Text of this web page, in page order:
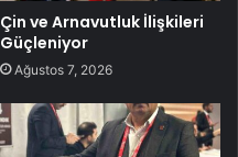
Çin ve Arnavutluk İlişkileri
Güçleniyor
Ağustos 7, 2026